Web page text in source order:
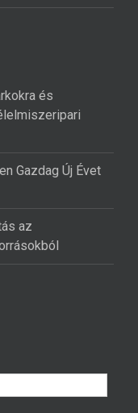
és
Gazdag Új Évet
az